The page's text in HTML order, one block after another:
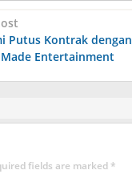
Putus Kontrak dengan
Entertainment
fields are marked*